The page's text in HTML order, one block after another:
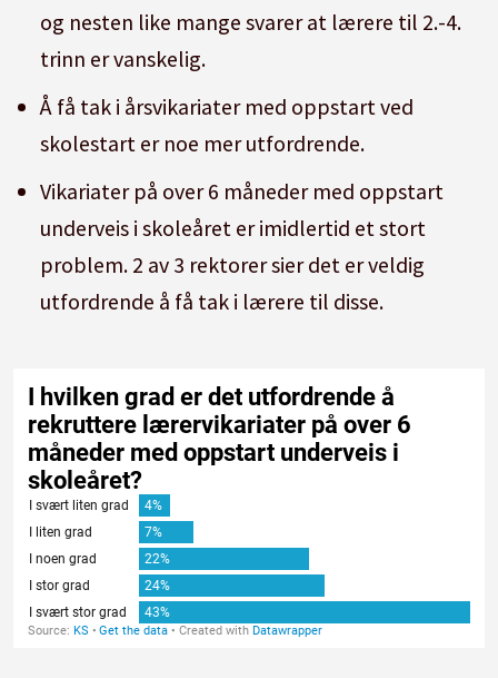
og nesten like mange svarer at lærere til 2.-4.
trinn er vanskelig.
Å få tak i årsvikariater med oppstart ved
skolestart er noe mer utfordrende.
Vikariater på over 6 måneder med oppstart
underveis i skoleåret er imidlertid et stort
problem. 2 av 3 rektorer sier det er veldig
utfordrende å få tak i lærere til disse.